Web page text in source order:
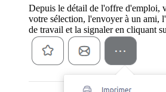
Depuis le détail de l'offre d'emploi,
votre sélection, l'envoyer à un ami,
de travail et la signaler en cliquant